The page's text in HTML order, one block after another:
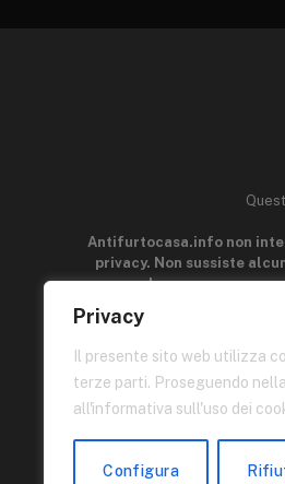
Privacy
Il presente sito web utilizza
terze parti. Proseguendo
all'informativa sull'uso dei
Configura
Antifurtocasa.info non
privacy. Non sussiste
generale e a scopo
acquisire la manualità e
parti connesse a
I contenuti di queste pagine
quello di condividere